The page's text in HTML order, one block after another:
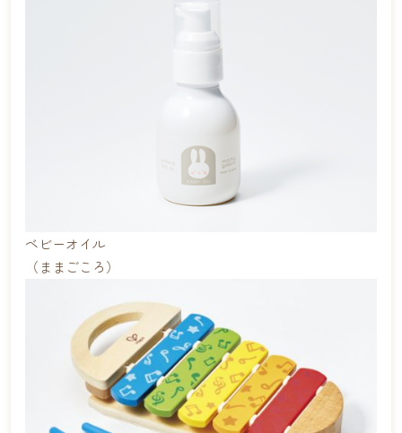
ベビーオイル
（ままごころ）